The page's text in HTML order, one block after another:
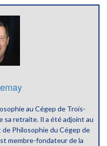
au Cégep de Trois-
sa retraite. Il a été adjoint au
Philosophie du Cégep de
membre-fondateur de la